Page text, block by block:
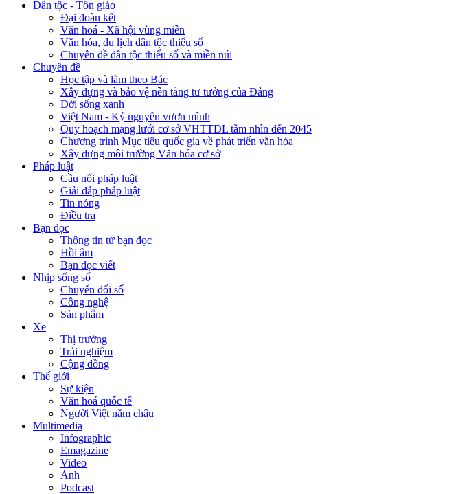
Dân tộc - Tôn giáo
Đại đoàn kết
Văn hoá - Xã hội vùng miền
Văn hóa, du lịch dân tộc thiểu số
Chuyên đề dân tộc thiểu số và miền núi
Chuyên đề
Học tập và làm theo Bác
Xây dựng và bảo vệ nền tảng tư tưởng của Đảng
Đời sống xanh
Việt Nam - Kỷ nguyên vươn mình
Quy hoạch mạng lưới cơ sở VHTTDL tầm nhìn đến 2045
Chương trình Mục tiêu quốc gia về phát triển văn hóa
Xây dựng môi trường Văn hóa cơ sở
Pháp luật
Cầu nối pháp luật
Giải đáp pháp luật
Tin nóng
Điều tra
Bạn đọc
Thông tin từ bạn đọc
Hồi âm
Bạn đọc viết
Nhịp sống số
Chuyển đổi số
Công nghệ
Sản phẩm
Xe
Thị trường
Trải nghiệm
Cộng đồng
Thế giới
Sự kiện
Văn hoá quốc tế
Người Việt năm châu
Multimedia
Infographic
Emagazine
Video
Ảnh
Podcast